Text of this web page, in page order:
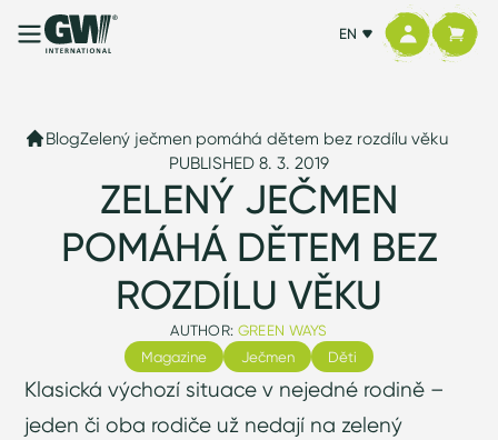
EN
BlogZelený ječmen pomáhá dětem bez rozdílu věku
PUBLISHED 8. 3. 2019
ZELENÝ JEČMEN
POMÁHÁ DĚTEM BEZ
ROZDÍLU VĚKU
AUTHOR: GREEN WAYS
Magazine
Ječmen Děti
Klasická výchozí situace v nejedné rodině –
jeden či oba rodiče už nedají na zelený